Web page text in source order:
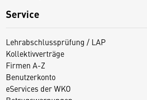
Service
Lehrabschlussprüfung / LAP
Kollektivverträge
Firmen A-Z
Benutzerkonto
eServices der WKO